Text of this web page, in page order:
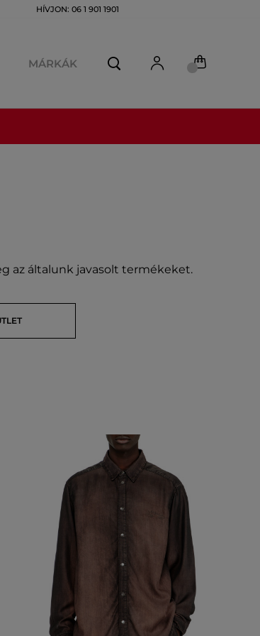
HÍVJON: 06 1 901 1901
MÁRKÁK
az általunk javasolt termékeket.